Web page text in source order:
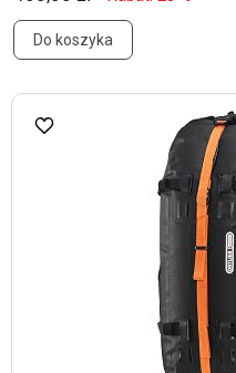
Do koszyka